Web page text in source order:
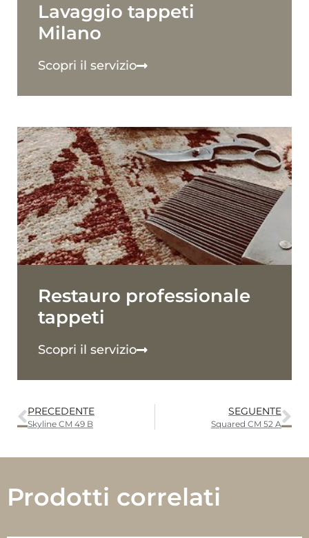
Lavaggio tappeti
Milano
Scopri il servizio
Restauro professionale
tappeti
Scopri il servizio
PRECEDENTE
Skyline CM 49 B
SEGUENTE
Squared CM 52 A
Prodotti correlati